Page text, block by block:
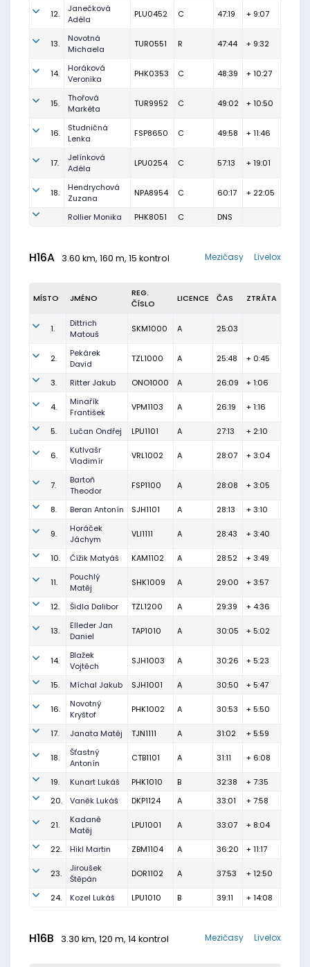
12.
Janečková
Adéla
PLU0452 C 47:19 + 9:07
13.
Novotná
Michaela
TUR0551 R 47:44 + 9:32
14.
Horáková
Veronika
PHK0353 C 48:39 + 10:27
15.
Thořová
Markéta
TUR9952 C 49:02 + 10:50
16.
Studničná
Lenka
FSP8650 C 49:58 + 11:46
17.
Jelínková
Adéla
LPU0254 C 57:13 + 19:01
18.
Hendrychová
Zuzana
NPA8954 C 60:17 + 22:05
Rollier Monika PHK8051 C DNS
H16A 3.60 km, 160 m, 15 kontrol Livelox
Mezičasy
MÍSTO JMÉNO
REG.
ČÍSLO
LICENCE ČAS ZTRÁTA
1.
Dittrich
Matouš
SKM1000 A 25:03
2.
Pekárek
David
TZL1000 A 25:48 + 0:45
3. Ritter Jakub ONO1000 A 26:09 + 1:06
4.
Minařík
František
VPM1103 A 26:19 + 1:16
5. Lučan Ondřej LPU1101 A 27:13 + 2:10
6.
Kutlvašr
Vladimír
VRL1002 A 28:07 + 3:04
7.
Bartoň
Theodor
FSP1100 A 28:08 + 3:05
8. Beran Antonín SJH1101 A 28:13 + 3:10
9.
Horáček
Jáchym
VLI1111 A 28:43 + 3:40
10. Čížik Matyáš KAM1102 A 28:52 + 3:49
11.
Pouchlý
Matěj
SHK1009 A 29:00 + 3:57
12. Šidla Dalibor TZL1200 A 29:39 + 4:36
13.
Elleder Jan
Daniel
TAP1010 A 30:05 + 5:02
14.
Blažek
Vojtěch
SJH1003 A 30:26 + 5:23
15. Míchal Jakub SJH1001 A 30:50 + 5:47
16.
Novotný
Kryštof
PHK1002 A 30:53 + 5:50
17. Janata Matěj TJN1111 A 31:02 + 5:59
18.
Šťastný
Antonín
CTB1101 A 31:11 + 6:08
19. Kunart Lukáš PHK1010 B 32:38
+ 7:35
20.
Vaněk Lukáš DKP1124 A 33:01 + 7:58
21.
Kadaně
Matěj
LPU1001 A 33:07 + 8:04
22. Hikl Martin ZBM1104 A 36:20 + 11:17
23.
Jiroušek
Štěpán
DOR1102 A 37:53 + 12:50
24. Kozel Lukáš LPU1010 B 39:11 + 14:08
H16B 3.30 km, 120 m, 14 kontrol Livelox
Mezičasy